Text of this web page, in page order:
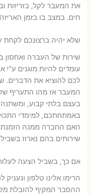
את המעבר לקל, בזריזות
חים. במצב בו בזמן
שלא יהיה ברצונכם לקחת
שירות של העברה ואחסון
עומדים להיות מוגנים ע"י
לכם להוציא את הדברים.
המעבר אז מהו התעריף
בעצם בלתי קבוע,
באמתחתכם, למימדי
האם החברה ממנה
שירותים בהם נארוז
אם כך, בשביל הצעה
הרימו אלינו טלפון
ההסבר המקיף להובלת